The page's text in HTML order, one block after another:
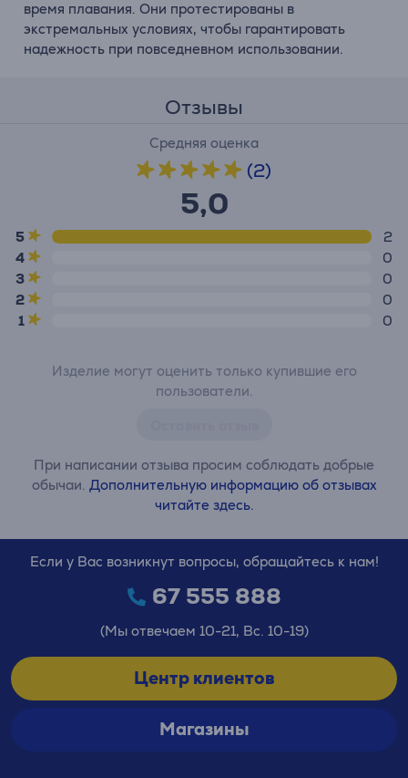
время плавания. Они протестированы в
экстремальных условиях, чтобы гарантировать
надежность при повседневном использовании.
Отзывы
Средняя оценка
(2)
5,0
5
2
4
0
3
0
2
0
1
0
Изделие могут оценить только купившие его
пользователи.
При написании отзыва просим соблюдать добрые
обычаи. Дополнительную информацию об отзывах
читайте здесь.
Если у Вас возникнут вопросы, обращайтесь к нам!
67 555 888
(Мы отвечаем 10-21, Вс. 10-19)
Центр клиентов
Магазины